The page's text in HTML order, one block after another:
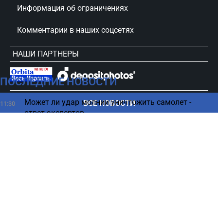
ПОСЛЕДНИЕ НОВОСТИ
11:30
Может ли удар молнии уничтожить самолет -
ответ экспертов
ВСЕ НОВОСТИ
Информация об ограничениях
Комментарии в наших соцсетях
НАШИ ПАРТНЕРЫ
сursorinfo.co.il © Все права защищены